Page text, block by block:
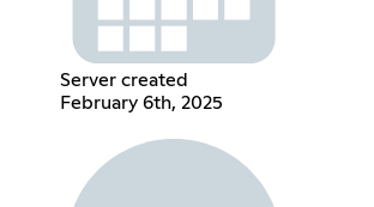
Server created
February 6th, 2025